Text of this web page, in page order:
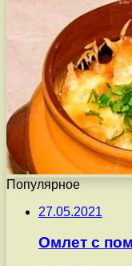
Популярное
27.05.2021
Омлет с